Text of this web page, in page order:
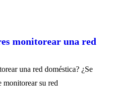
monitorear una red
una red doméstica? ¿Se
monitorear su red